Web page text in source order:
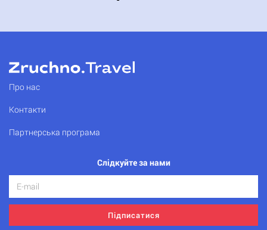
Про нас
Контакти
Партнерська програма
Слідкуйте за нами
Підписатися